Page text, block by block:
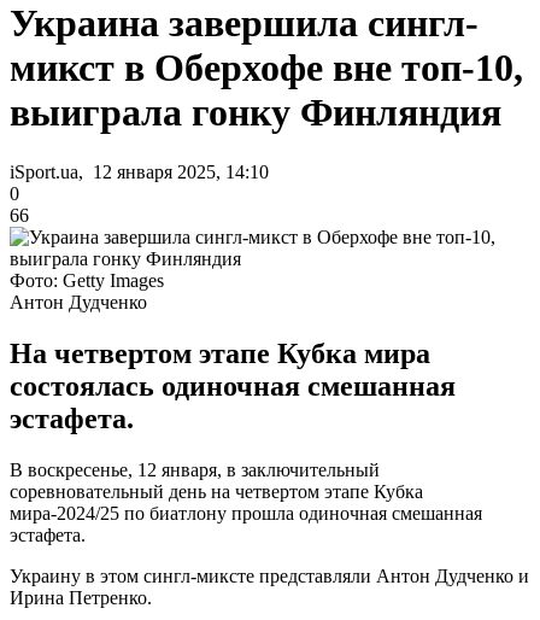
Украина завершила сингл-
микст в Оберхофе вне топ-10,
выиграла гонку Финляндия
iSport.ua, 12 января 2025, 14:10
0
66
Фото: Getty Images
Антон Дудченко
На четвертом этапе Кубка мира
состоялась одиночная смешанная
эстафета.
В воскресенье, 12 января, в заключительный
соревновательный день на четвертом этапе Кубка
мира-2024/25 по биатлону прошла одиночная смешанная
эстафета.
Украину в этом сингл-миксте представляли Антон Дудченко и
Ирина Петренко.